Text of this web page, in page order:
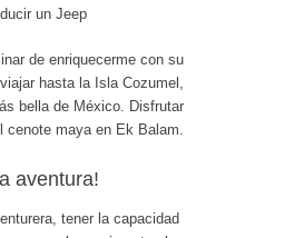
un Jeep
de enriquecerme con su
hasta la Isla Cozumel,
bella de México. Disfrutar
cenote maya en Ek Balam.
aventura!
tener la capacidad